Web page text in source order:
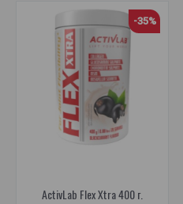
-35%
ActivLab Flex Xtra 400 г.